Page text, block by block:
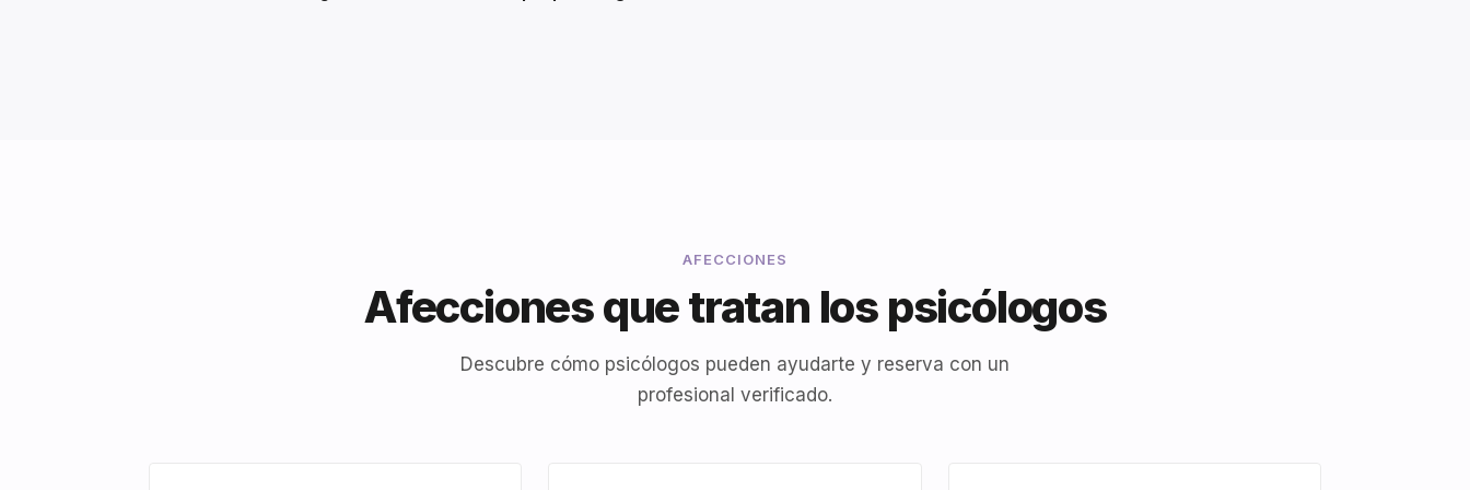
AFECCIONES
Afecciones que tratan los psicólogos
Descubre cómo psicólogos pueden ayudarte y reserva con un
profesional verificado.